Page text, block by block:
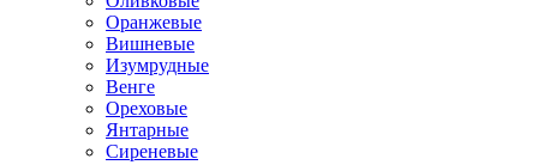
Оранжевые
Вишневые
Изумрудные
Венге
Ореховые
Янтарные
Сиреневые